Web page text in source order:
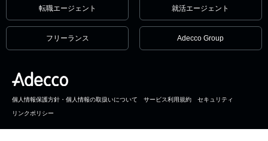
転職エージェント 就活エージェント
フリーランス Adecco Group
個人情報保護方針・個人情報の取扱いについて サービス利用規約 セキュリティ
リンクポリシー